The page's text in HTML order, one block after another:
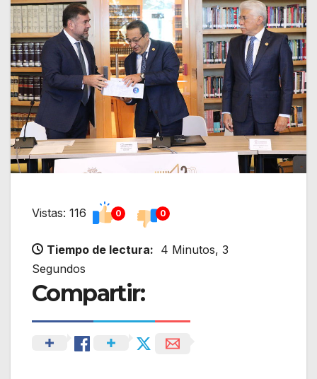
Vistas: 116 0 0
Tiempo de lectura: 4 Minutos, 3
Segundos
Compartir: